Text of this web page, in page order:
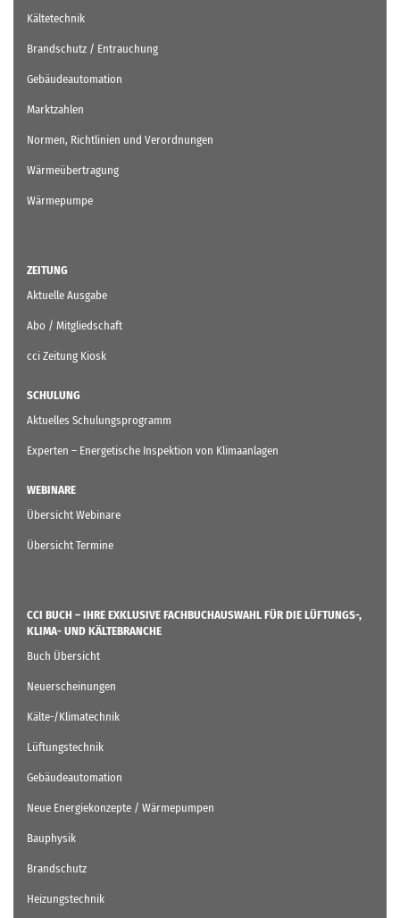
Kältetechnik
Brandschutz / Entrauchung
Gebäudeautomation
Marktzahlen
Normen, Richtlinien und Verordnungen
Wärmeübertragung
Wärmepumpe
ZEITUNG
Aktuelle Ausgabe
Abo / Mitgliedschaft
cci Zeitung Kiosk
SCHULUNG
Aktuelles Schulungsprogramm
Experten – Energetische Inspektion von Klimaanlagen
WEBINARE
Übersicht Webinare
Übersicht Termine
CCI BUCH – IHRE EXKLUSIVE FACHBUCHAUSWAHL FÜR DIE LÜFTUNGS-,
KLIMA- UND KÄLTEBRANCHE
Buch Übersicht
Neuerscheinungen
Kälte-/Klimatechnik
Lüftungstechnik
Gebäudeautomation
Neue Energiekonzepte / Wärmepumpen
Bauphysik
Brandschutz
Heizungstechnik